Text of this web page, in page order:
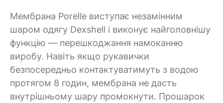
Мембрана Porelle виступає незамінним
шаром одягу Dexshell і виконує найголовнішу
функцію — перешкоджання намоканню
виробу. Навіть якщо рукавички
безпосередньо контактуватимуть з водою
протягом 8 годин, мембрана не дасть
внутрішньому шару промокнути. Прошарок